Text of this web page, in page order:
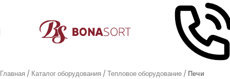
Главная Каталог оборудования Тепловое оборудование
Печи